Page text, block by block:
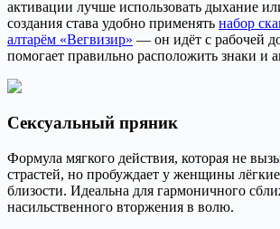
активации лучше использовать дыхание
создания става удобно применять набор
алтарём «Вегвизир» — он идёт с рабочей
помогает правильно расположить знаки и
Сексуальный пряник
Формула мягкого действия, которая не
страстей, но пробуждает у женщины
близости. Идеальна для гармоничного
насильственного вторжения в волю.